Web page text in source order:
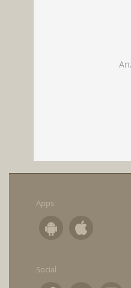
Apps
Social